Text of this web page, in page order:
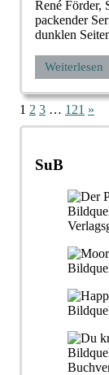
René Förder,
packender
dunklen
Weiterlesen
der
Beiträge
1 2 3 … 121 »
SuB